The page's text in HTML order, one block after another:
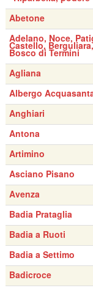
Abetone
Adelano, Noce,
Castello,
Bosco di Termini
Agliana
Albergo
Anghiari
Antona
Artimino
Asciano Pisano
Avenza
Badia Prataglia
Badia a Ruoti
Badia a Settimo
Badicroce